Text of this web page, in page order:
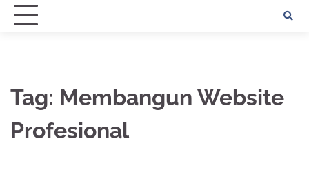
Tag: Membangun Website
Profesional